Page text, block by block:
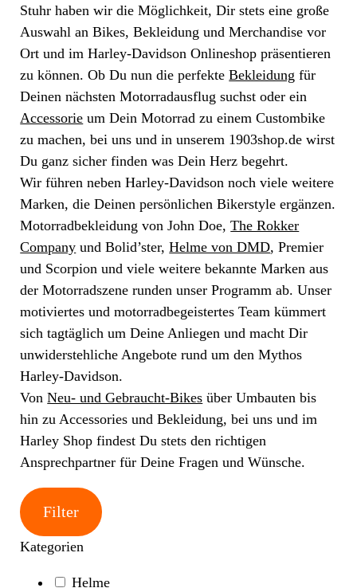
Stuhr haben wir die Möglichkeit, Dir stets eine große
Auswahl an Bikes, Bekleidung und Merchandise vor
Ort und im Harley-Davidson Onlineshop präsentieren
zu können. Ob Du nun die perfekteBekleidung für
Deinen nächsten Motorradausflug suchst oder ein
Accessorie um Dein Motorrad zu einem Custombike
zu machen, bei uns und in unserem 1903shop.de wirst
Du ganz sicher finden was Dein Herz begehrt.
Wir führen neben Harley-Davidson noch viele weitere
Marken, die Deinen persönlichen Bikerstyle ergänzen.
Motorradbekleidung von John Doe,The Rokker
Company und Bolid’ster,Helme von DMD, Premier
und Scorpion und viele weitere bekannte Marken aus
der Motorradszene runden unser Programm ab. Unser
motiviertes und motorradbegeistertes Team kümmert
sich tagtäglich um Deine Anliegen und macht Dir
unwiderstehliche Angebote rund um den Mythos
Harley-Davidson.
VonNeu- und Gebraucht-Bikes über Umbauten bis
hin zu Accessories und Bekleidung, bei uns und im
Harley Shop findest Du stets den richtigen
Ansprechpartner für Deine Fragen und Wünsche.
Filter
Kategorien
Helme